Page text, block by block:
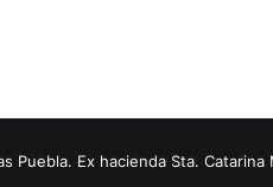
Ex hacienda Sta.